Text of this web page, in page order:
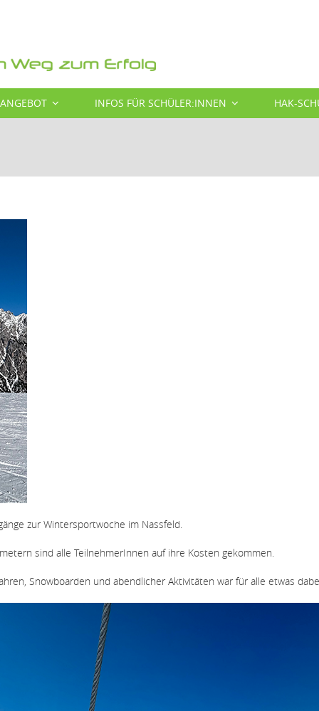
INFOS FÜR SCHÜLER:INNEN HAK-
zur Wintersportwoche im Nassfeld.
sind alle TeilnehmerInnen auf ihre Kosten gekommen.
Snowboarden und abendlicher Aktivitäten war für alle etwas